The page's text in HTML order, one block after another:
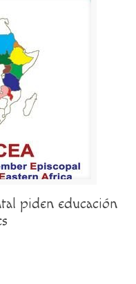
piden educación